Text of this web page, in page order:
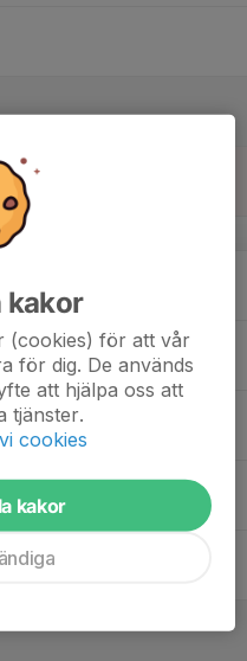
kakor
(cookies) för att vår
för dig. De används
att hjälpa oss att
tjänster.
cookies
kakor